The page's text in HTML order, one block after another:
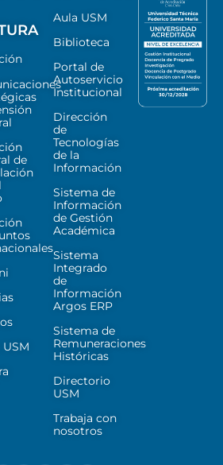
de
Aula USM
Biblioteca
Portal de
Autoservicio
Institucional
Dirección
de
Tecnologías
de la
Información
Sistema de
Información
de Gestión
Académica
Sistema
Integrado
de
Información
Argos ERP
Sistema de
Remuneraciones
Históricas
Directorio
USM
Trabaja con
nosotros